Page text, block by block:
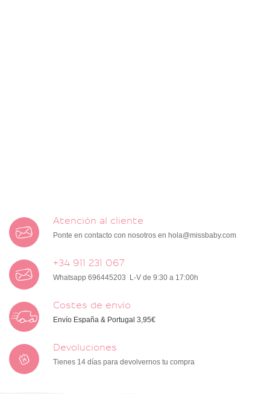
Atención al cliente
Ponte en contacto con nosotros en hola@missbaby.com
+34 911 231 067
Whatsapp 696445203 L-V de 9:30 a 17:00h
Costes de envío
Envío España & Portugal 3,95€
Devoluciones
Tienes 14 días para devolvernos tu compra